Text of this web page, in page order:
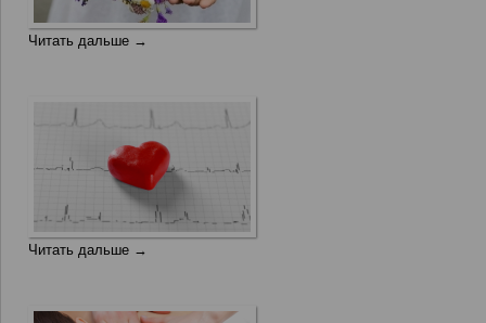
Читать дальше →
Читать дальше →